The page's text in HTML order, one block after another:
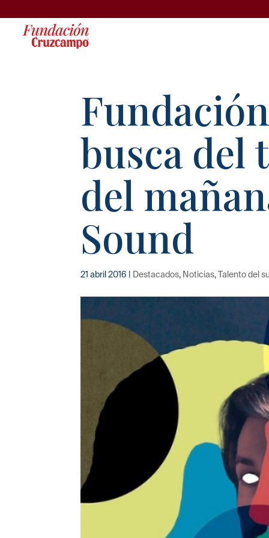
busca del
del
Sound
21 abril 2016 Destacados, Noticias,Talento del